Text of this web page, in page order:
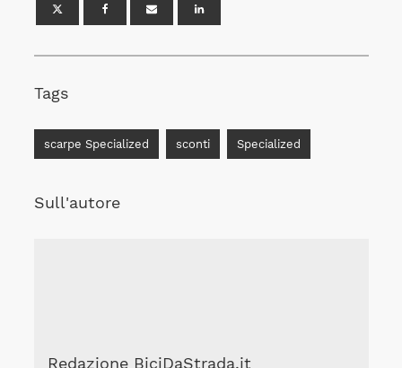
Tags
scarpe Specialized sconti Specialized
Sull'autore
Redazione BiciDaStrada.it